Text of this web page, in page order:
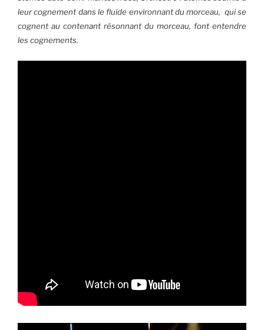
leur cognement dans le fluide environnant du morceau, qui se
cognent au contenant résonnant du morceau, font entendre
les cognements.